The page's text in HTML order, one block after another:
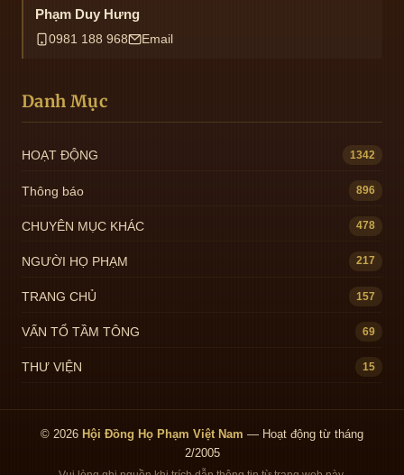
Phạm Duy Hưng
0981 188 968 Email
Danh Mục
HOẠT ĐỘNG 1342
Thông báo 896
CHUYÊN MỤC KHÁC 478
NGƯỜI HỌ PHẠM 217
TRANG CHỦ 157
VẤN TỔ TẦM TÔNG 69
THƯ VIỆN 15
© 2026 Hội Đồng Họ Phạm Việt Nam — Hoạt động từ tháng
2/2005